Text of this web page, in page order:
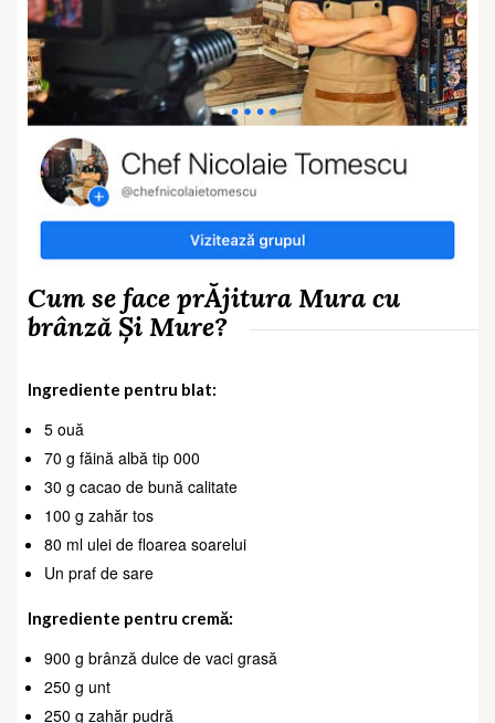
Cum se face prĂjitura Mura cu
brânză Și Mure?
Ingrediente pentru blat:
5 ouă
70 g făină albă tip 000
30 g cacao de bună calitate
100 g zahăr tos
80 ml ulei de floarea soarelui
Un praf de sare
Ingrediente pentru cremă:
900 g brânză dulce de vaci grasă
250 g unt
250 g zahăr pudră